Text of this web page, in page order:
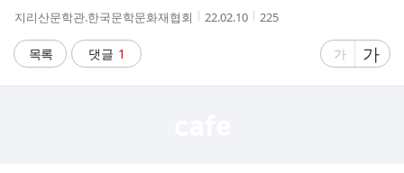
작
자
지리산문학관.한국문학문화재협회
작
22.02.10
조
225
목록 댓글 1
글
가
글
자
가